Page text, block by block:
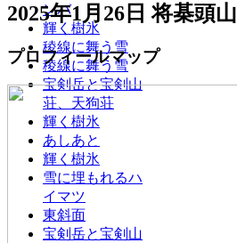
ンバ
輝く樹氷
稜線に舞う雪
稜線に舞う雪
宝剣岳と宝剣山
荘、天狗荘
輝く樹氷
あしあと
輝く樹氷
雪に埋もれるハ
イマツ
東斜面
宝剣岳と宝剣山
2025年1月26日 将棊頭山
プロフィールマップ